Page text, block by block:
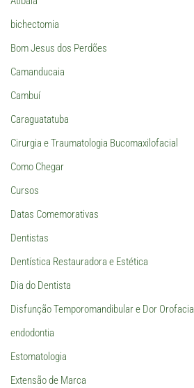
bichectomia
Bom Jesus dos Perdões
Camanducaia
Cambuí
Caraguatatuba
Cirurgia e Traumatologia Bucomaxilofacial
Como Chegar
Cursos
Datas Comemorativas
Dentistas
Dentística Restauradora e Estética
Dia do Dentista
Disfunção Temporomandibular e Dor Orofacial
endodontia
Estomatologia
Extensão de Marca